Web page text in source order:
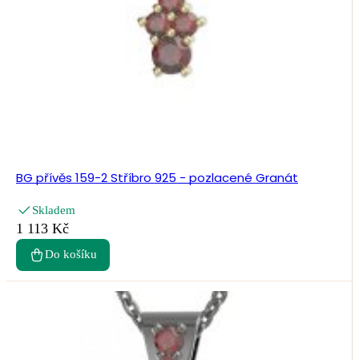
BG přívěs 159-2 Stříbro 925 - pozlacené Granát
Skladem
1 113 Kč
Do košíku